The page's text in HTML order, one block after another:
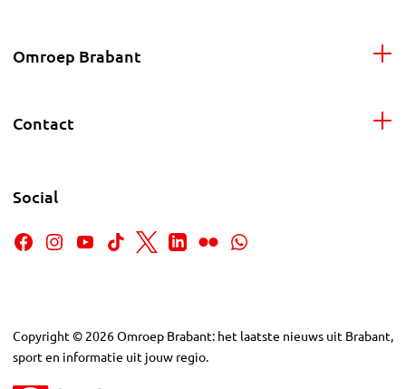
Omroep Brabant
Contact
Social
Copyright © 2026Omroep Brabant: het laatste nieuws uit Brabant,
sport en informatie uit jouw regio.